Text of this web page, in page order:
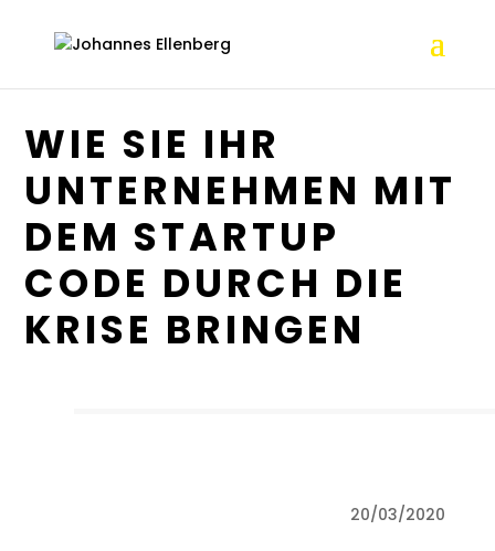
WIE SIE IHR
UNTERNEHMEN MIT
DEM STARTUP
CODE DURCH DIE
KRISE BRINGEN
20/03/2020